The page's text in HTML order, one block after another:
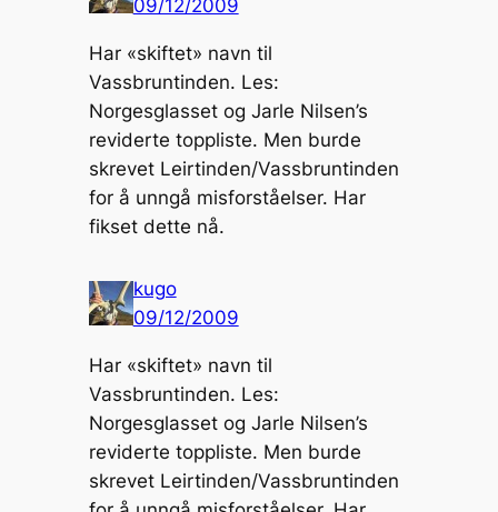
09/12/2009
Har «skiftet» navn til
Vassbruntinden. Les:
Norgesglasset og Jarle Nilsen’s
reviderte toppliste. Men burde
skrevet Leirtinden/Vassbruntinden
for å unngå misforståelser. Har
fikset dette nå.
kugo
09/12/2009
Har «skiftet» navn til
Vassbruntinden. Les:
Norgesglasset og Jarle Nilsen’s
reviderte toppliste. Men burde
skrevet Leirtinden/Vassbruntinden